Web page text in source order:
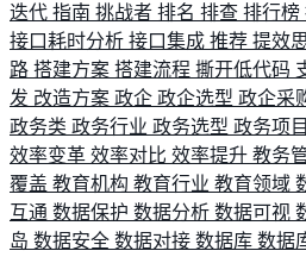
迭代 指南 挑战者 排名 排查 排行榜
接口耗时分析 接口集成 推荐 提效
路 搭建方案 搭建流程 撕开低代码
发 改造方案 政企 政企选型 政企采
政务类 政务行业 政务选型 政务项
效率变革 效率对比 效率提升 教务
覆盖 教育机构 教育行业 教育领域
互通 数据保护 数据分析 数据可视
岛 数据安全 数据对接 数据库 数据